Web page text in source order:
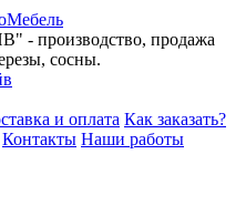
производство, продажа
сосны.
и оплата Как заказать?
Контакты Наши работы